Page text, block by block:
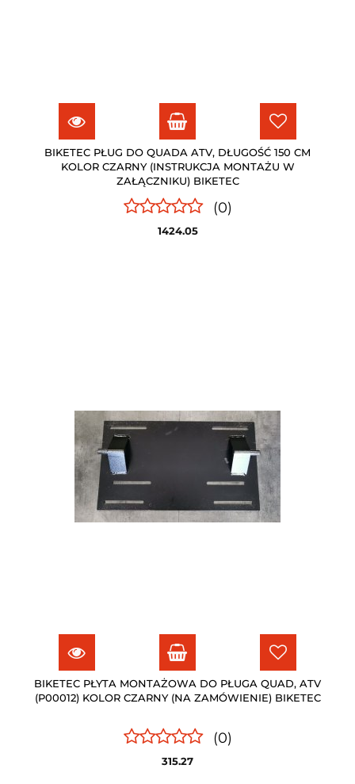
BIKETEC PŁUG DO QUADA ATV, DŁUGOŚĆ 150 CM
KOLOR CZARNY (INSTRUKCJA MONTAŻU W
ZAŁĄCZNIKU) BIKETEC
(0)
1424.05
BIKETEC PŁYTA MONTAŻOWA DO PŁUGA QUAD, ATV
(P00012) KOLOR CZARNY (NA ZAMÓWIENIE) BIKETEC
(0)
315.27